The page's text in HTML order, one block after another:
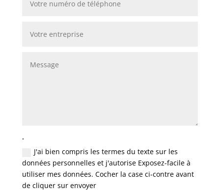
.
J'ai bien compris les termes du texte sur les
données personnelles et j'autorise Exposez-facile à
utiliser mes données. Cocher la case ci-contre avant
de cliquer sur envoyer